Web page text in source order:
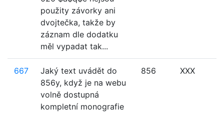
použity závorky ani
dvojtečka, takže by
záznam dle dodatku
měl vypadat tak...
667
Jaký text uvádět do
856y, když je na webu
volně dostupná
kompletní monografie
856 XXX